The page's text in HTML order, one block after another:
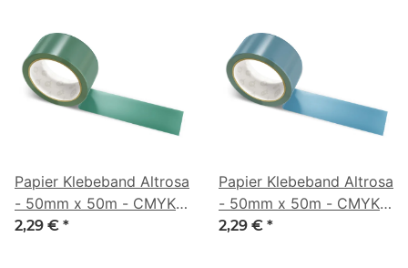
Papier Klebeband Altrosa
- 50mm x 50m - CMYK
57/0/16/64
2,29 € *
Papier Klebeband Altrosa
- 50mm x 50m - CMYK
59/20/0/50
2,29 € *